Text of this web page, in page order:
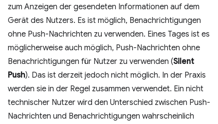
zum Anzeigen der gesendeten Informationen auf dem
Gerät des Nutzers. Es ist möglich, Benachrichtigungen
ohne Push-Nachrichten zu verwenden. Eines Tages ist es
möglicherweise auch möglich, Push-Nachrichten ohne
Benachrichtigungen für Nutzer zu verwenden (Silent
Push). Das ist derzeit jedoch nicht möglich. In der Praxis
werden sie in der Regel zusammen verwendet. Ein nicht
technischer Nutzer wird den Unterschied zwischen Push-
Nachrichten und Benachrichtigungen wahrscheinlich